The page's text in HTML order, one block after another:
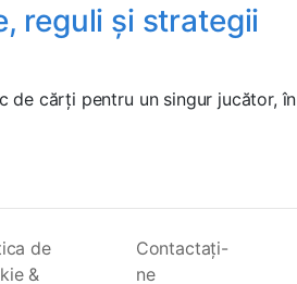
reguli și strategii
de cărți pentru un singur jucător, în
de
&
Contactați-
ne